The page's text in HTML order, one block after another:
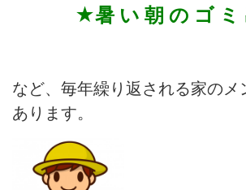
★暑 い 朝 の ゴ ミ
など、毎年繰り返される家のメ
あります。